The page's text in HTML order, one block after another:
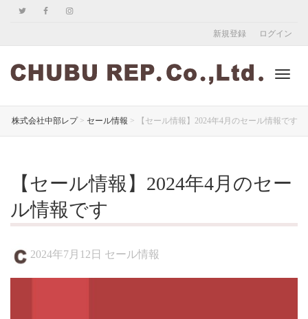
新規登録 ログイン
ー
株式会社中部レプ> セール情報 > 【セール情報】2024年4月のセール情報です
【セール情報】2024年4月のセー
ル情報です
2024年7月12日 セール情報